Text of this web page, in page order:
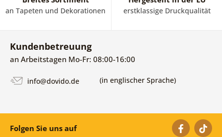
an Tapeten und Dekorationen erstklassige Druckqualität
Kundenbetreuung
an Arbeitstagen Mo-Fr: 08:00-16:00
info@dovido.de (in englischer Sprache)
Folgen Sie uns auf